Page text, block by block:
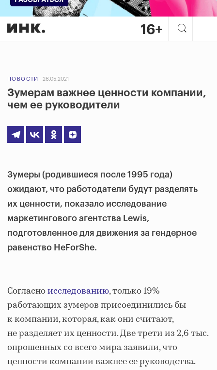
НОВОСТИ 26.05.2021
Зумерам важнее ценности компании,
чем ее руководители
Зумеры (родившиеся после 1995 года)
ожидают, что работодатели будут разделять
их ценности, показало исследование
маркетингового агентства Lewis,
подготовленное для движения за гендерное
равенство HeForShe.
Согласноисследованию, только 19%
работающих зумеров присоединились бы
к компании, которая, как они считают,
не разделяет их ценности. Две трети из 2,6 тыс.
опрошенных со всего мира заявили, что
ценности компании важнее ее руководства.